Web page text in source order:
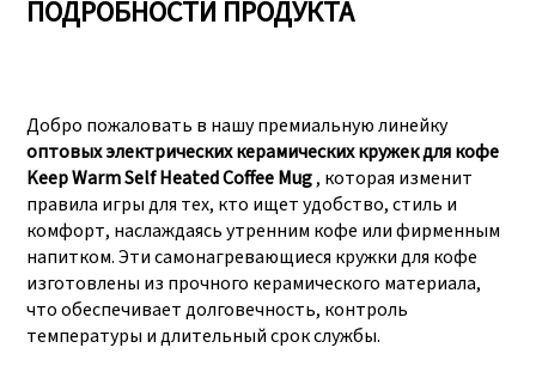
керамические
05
У нас есть три
производственные
линии, которые могут
удовлетворить
большие
производственные
потребности.
06
Пройти аудит, как
SEDEX, FCCA(Walmart),
FAMA(Disney),
UNIVERSAL, TARGET
ПОДРОБНОСТИ ПРОДУКТА
Добро пожаловать в нашу премиальную линейку
оптовых электрических керамических кружек для кофе
Keep Warm Self Heated Coffee Mug, которая изменит
правила игры для тех, кто ищет удобство, стиль и
комфорт, наслаждаясь утренним кофе или фирменным
напитком. Эти самонагревающиеся кружки для кофе
изготовлены из прочного керамического материала,
что обеспечивает долговечность, контроль
температуры и длительный срок службы.